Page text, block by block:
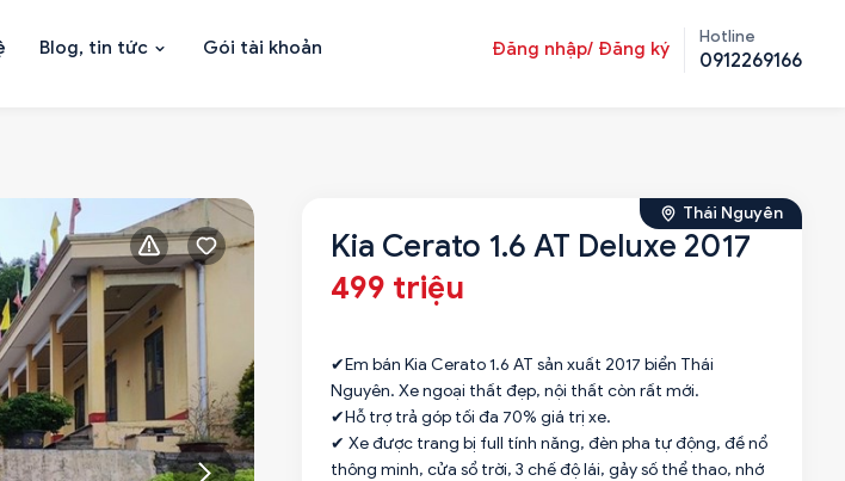
Blog, tin tức Gói tài khoản Đăng nhập/ Đăng ký
Hotline
0912269166
Thái Nguyên
Kia Cerato 1.6 AT Deluxe 2017
499 triệu
✔Em bán Kia Cerato 1.6 AT sản xuất 2017 biển Thái
Nguyên. Xe ngoại thất đẹp, nội thất còn rất mới.
✔Hỗ trợ trả góp tối đa 70% giá trị xe.
✔ Xe được trang bị full tính năng, đèn pha tự động, đề nổ
thông minh, cửa sổ trời, 3 chế độ lái, gảy số thể thao, nhớ